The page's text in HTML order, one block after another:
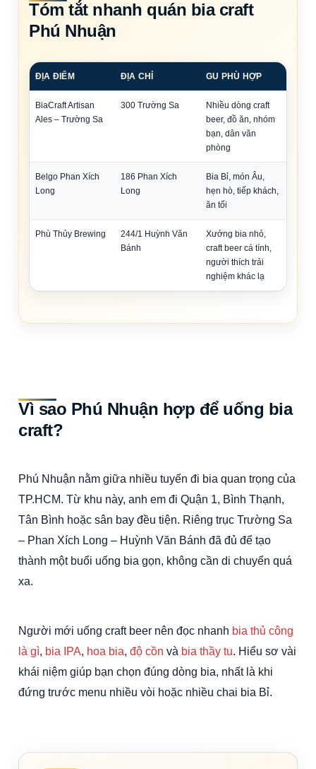
Tóm tắt nhanh quán bia craft
Phú Nhuận
ĐỊA ĐIỂM ĐỊA CHỈ GU PHÙ HỢP
BiaCraft Artisan
Ales – Trường Sa
300 Trường Sa
Nhiều dòng craft
beer, đồ ăn, nhóm
bạn, dân văn
phòng
Belgo Phan Xích
Long
186 Phan Xích
Long
Bia Bỉ, món Âu,
hẹn hò, tiếp khách,
ăn tối
Phù Thủy Brewing
244/1 Huỳnh Văn
Bánh
Xưởng bia nhỏ,
craft beer cá tính,
người thích trải
nghiệm khác lạ
Vì sao Phú Nhuận hợp để uống bia
craft?
Phú Nhuận nằm giữa nhiều tuyến đi bia quan trọng của
TP.HCM. Từ khu này, anh em đi Quận 1, Bình Thạnh,
Tân Bình hoặc sân bay đều tiện. Riêng trục Trường Sa
– Phan Xích Long – Huỳnh Văn Bánh đã đủ để tạo
thành một buổi uống bia gọn, không cần di chuyển quá
xa.
Người mới uống craft beer nên đọc nhanh bia thủ công
là gì, bia IPA, hoa bia, độ cồn và bia thầy tu. Hiểu sơ vài
khái niệm giúp bạn chọn đúng dòng bia, nhất là khi
đứng trước menu nhiều vòi hoặc nhiều chai bia Bỉ.